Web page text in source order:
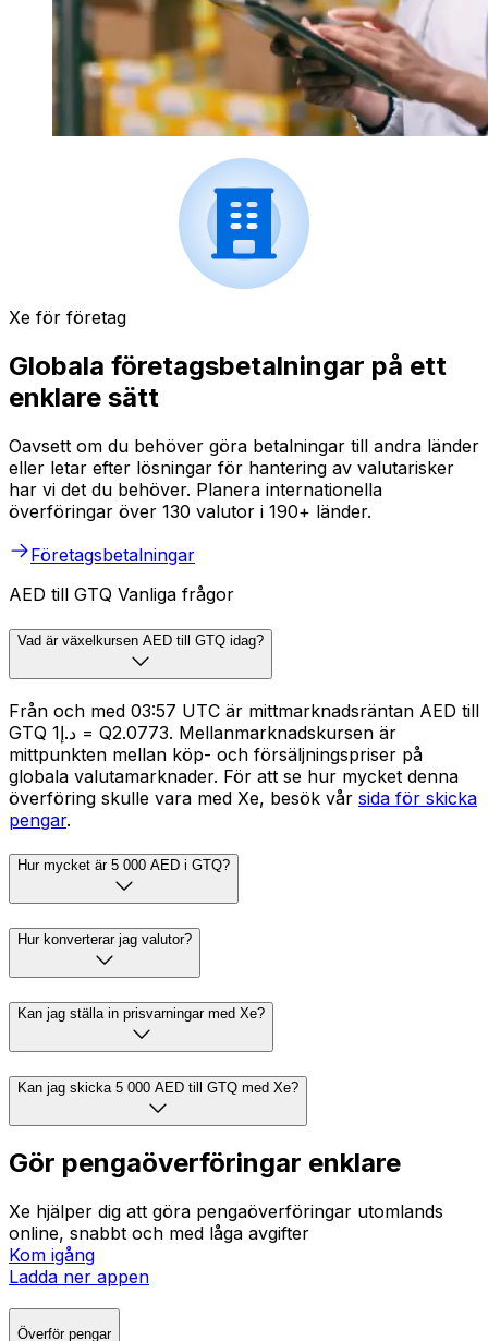
Xe för företag
Globala företagsbetalningar på ett
enklare sätt
Oavsett om du behöver göra betalningar till andra länder
eller letar efter lösningar för hantering av valutarisker
har vi det du behöver. Planera internationella
överföringar över 130 valutor i 190+ länder.
Företagsbetalningar
AED till GTQ Vanliga frågor
Vad är växelkursen AED till GTQ idag?
Från och med 03:57 UTC är mittmarknadsräntan AED till
GTQ د.إ1 = Q2.0773. Mellanmarknadskursen är
mittpunkten mellan köp- och försäljningspriser på
globala valutamarknader. För att se hur mycket denna
överföring skulle vara med Xe, besök vår sida för skicka
pengar.
Hur mycket är 5 000 AED i GTQ?
Hur konverterar jag valutor?
Kan jag ställa in prisvarningar med Xe?
Kan jag skicka 5 000 AED till GTQ med Xe?
Gör pengaöverföringar enklare
Xe hjälper dig att göra pengaöverföringar utomlands
online, snabbt och med låga avgifter
Kom igång
Ladda ner appen
Överför pengar